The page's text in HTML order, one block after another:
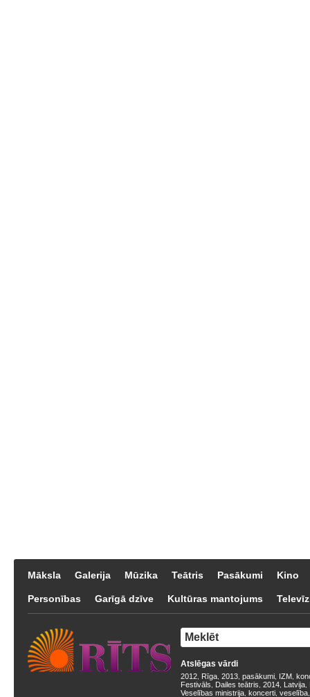
Māksla Galerija Mūzika Teātris Pasākumi Kino
Personības Garīgā dzīve Kultūras mantojums
Atslēgas vārdi
2012 Rīga 2013 pasākumi IZM
Festivāls
Dailes teātris 2014 Latvija
Veselības ministrija koncerti veselība